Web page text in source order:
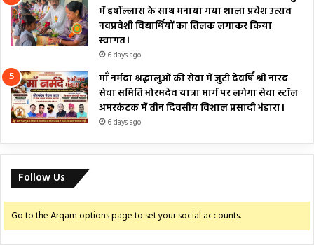
में हर्षोल्लास के साथ मनाया गया शाला प्रवेश उत्सव
नवप्रवेशी विद्यार्थियों का तिलक लगाकर किया
स्वागत।
6 days ago
माँ नर्मदा श्रद्धालुओं की सेवा में जुटी देवर्षि श्री नारद
सेवा समिति भोरमदेव यात्रा मार्ग पर लगेगा सेवा स्टॉल
अमरकंटक में तीन दिवसीय विशाल प्रसादी भंडारा।
6 days ago
Follow Us
Go to the Arqam options page to set your social accounts.